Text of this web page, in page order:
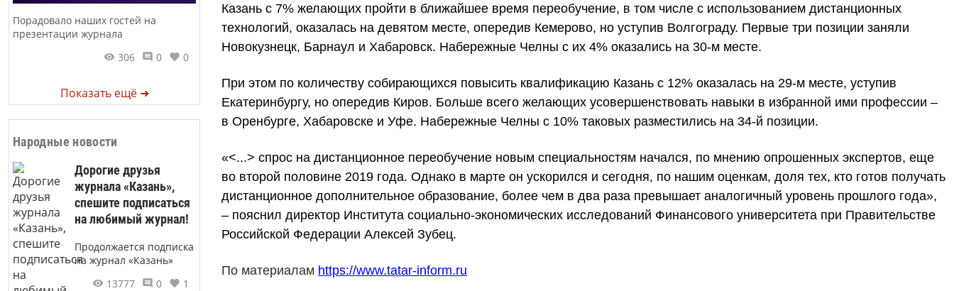
Порадовало наших гостей на
презентации журнала
306
0 0
Показать ещё ➜
Народные новости
Дорогие друзья
журнала «Казань»,
спешите подписаться
на любимый журнал!
Продолжается подписка
на журнал «Казань»
13777
0 1
Казань с 7% желающих пройти в ближайшее время переобучение, в том числе с использованием дистанционных
технологий, оказалась на девятом месте, опередив Кемерово, но уступив Волгограду. Первые три позиции заняли
Новокузнецк, Барнаул и Хабаровск. Набережные Челны с их 4% оказались на 30-м месте.
При этом по количеству собирающихся повысить квалификацию Казань с 12% оказалась на 29-м месте, уступив
Екатеринбургу, но опередив Киров. Больше всего желающих усовершенствовать навыки в избранной ими профессии –
в Оренбурге, Хабаровске и Уфе. Набережные Челны с 10% таковых разместились на 34-й позиции.
«<...> спрос на дистанционное переобучение новым специальностям начался, по мнению опрошенных экспертов, еще
во второй половине 2019 года. Однако в марте он ускорился и сегодня, по нашим оценкам, доля тех, кто готов получать
дистанционное дополнительное образование, более чем в два раза превышает аналогичный уровень прошлого года»,
– пояснил директор Института социально-экономических исследований Финансового университета при Правительстве
Российской Федерации Алексей Зубец.
По материалам https://www.tatar-inform.ru